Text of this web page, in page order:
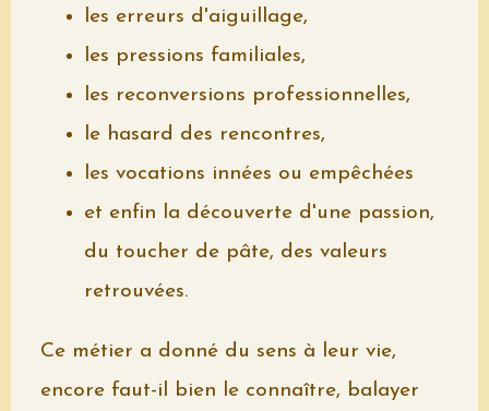
les erreurs d'aiguillage,
les pressions familiales,
les reconversions professionnelles,
le hasard des rencontres,
les vocations innées ou empêchées
et enfin la découverte d'une passion,
du toucher de pâte, des valeurs
retrouvées.
Ce métier a donné du sens à leur vie,
encore faut-il bien le connaître, balayer